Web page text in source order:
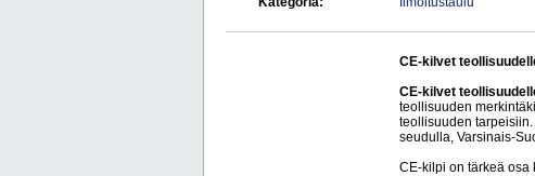
CE-kilvet
CE-kilvet
teollisuuden
teollisuuden
seudulla, Varsinais-
CE-kilpi on tärkeä osa